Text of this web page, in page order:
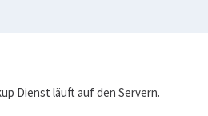
Dienst läuft auf den Servern.